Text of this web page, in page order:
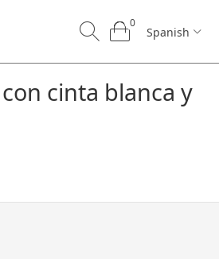
cinta blanca y
Spanish
0